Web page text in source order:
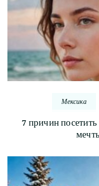
Мексика
7 причин